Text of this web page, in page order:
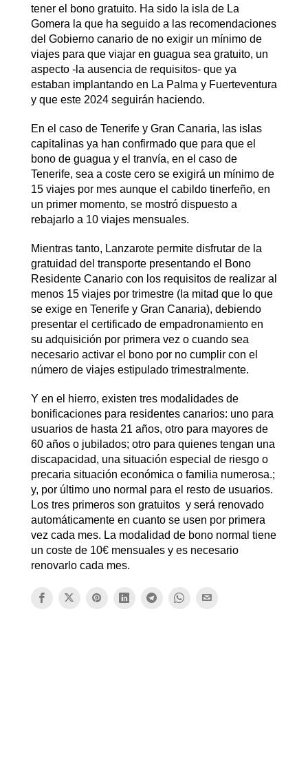
tener el bono gratuito. Ha sido la isla de La
Gomera la que ha seguido a las recomendaciones
del Gobierno canario de no exigir un mínimo de
viajes para que viajar en guagua sea gratuito, un
aspecto -la ausencia de requisitos- que ya
estaban implantando en La Palma y Fuerteventura
y que este 2024 seguirán haciendo.
En el caso de Tenerife y Gran Canaria, las islas
capitalinas ya han confirmado que para que el
bono de guagua y el tranvía, en el caso de
Tenerife, sea a coste cero se exigirá un mínimo de
15 viajes por mes aunque el cabildo tinerfeño, en
un primer momento, se mostró dispuesto a
rebajarlo a 10 viajes mensuales.
Mientras tanto, Lanzarote permite disfrutar de la
gratuidad del transporte presentando el Bono
Residente Canario con los requisitos de realizar al
menos 15 viajes por trimestre (la mitad que lo que
se exige en Tenerife y Gran Canaria), debiendo
presentar el certificado de empadronamiento en
su adquisición por primera vez o cuando sea
necesario activar el bono por no cumplir con el
número de viajes estipulado trimestralmente.
Y en el hierro, existen tres modalidades de
bonificaciones para residentes canarios: uno para
usuarios de hasta 21 años, otro para mayores de
60 años o jubilados; otro para quienes tengan una
discapacidad, una situación especial de riesgo o
precaria situación económica o familia numerosa.;
y, por último uno normal para el resto de usuarios.
Los tres primeros son gratuitos y será renovado
automáticamente en cuanto se usen por primera
vez cada mes. La modalidad de bono normal tiene
un coste de 10€ mensuales y es necesario
renovarlo cada mes.